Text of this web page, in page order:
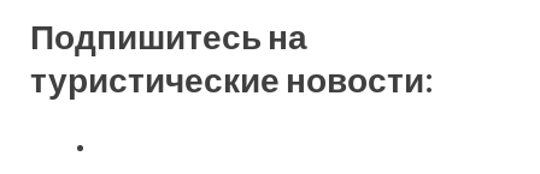
Подпишитесь на
туристические новости: